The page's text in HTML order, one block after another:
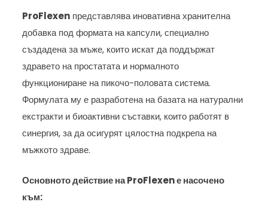
ProFlexen представлява иновативна хранителна
добавка под формата на капсули, специално
създадена за мъже, които искат да поддържат
здравето на простатата и нормалното
функциониране на пикочо-половата система.
Формулата му е разработена на базата на натурални
екстракти и биоактивни съставки, които работят в
синергия, за да осигурят цялостна подкрепа на
мъжкото здраве.
Основното действие на ProFlexen е насочено
към: